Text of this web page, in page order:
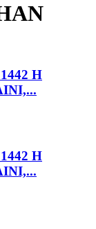
H
H